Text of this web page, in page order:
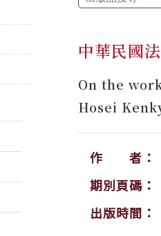
中華民國
On the
Hosei
作 者：
期別頁碼：
出版時間：